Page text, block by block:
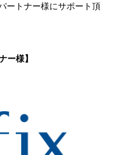
ートナー様にサポート頂
ー様】